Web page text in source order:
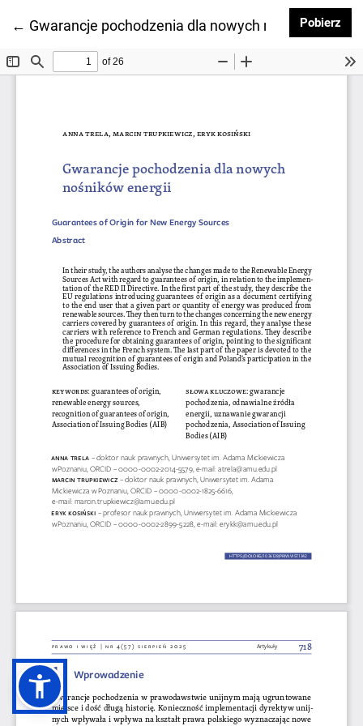
← Wróć do szczegółów artykułu
Gwarancje pochodzenia dla nowych nośników
Pobierz